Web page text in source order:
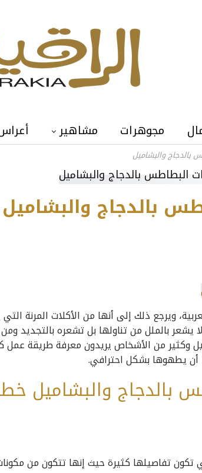
مجوهرات مشاهير
والبشاميل
بالدجاج والبشاميل
ويرجع ذلك إلى أنها من الأكلات المرنة
بالملل من تناولها بل تشعره بالتجديد
وكثير من الأشخاص يريدون معرفة طريقة عمل
أن يطهوها بشكل احترافي.
بالدجاج والبشاميل
تكون تفاصيلها كثيرة حيث إنها تتكون من